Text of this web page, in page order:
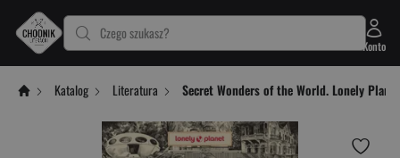
Czego szukasz?
Konto
Katalog Literatura Secret Wonders of the World. Lonely Planet